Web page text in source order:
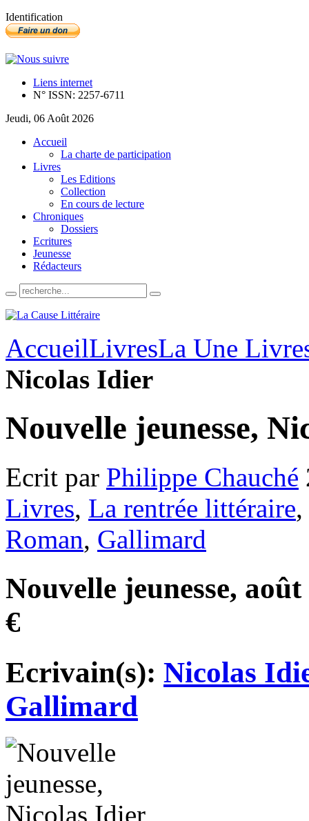
Identification
Liens internet
N° ISSN: 2257-6711
Jeudi, 06 Août 2026
Accueil
La charte de participation
Livres
Les Editions
Collection
En cours de lecture
Chroniques
Dossiers
Ecritures
Jeunesse
Rédacteurs
AccueilLivresLa Une
Nicolas Idier
Nouvelle jeunesse,
Ecrit par Philippe Chauché
Livres, La rentrée littéraire,
Roman, Gallimard
Nouvelle jeunesse,
€
Ecrivain(s): Nicolas
Gallimard